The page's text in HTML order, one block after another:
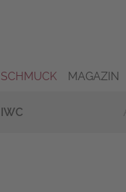
SCHMUCK MAGAZIN
IWC